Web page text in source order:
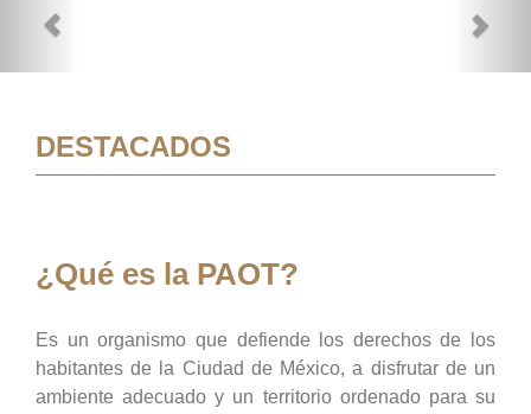
DESTACADOS
¿Qué es la PAOT?
Es un organismo que defiende los derechos de los
habitantes de la Ciudad de México, a disfrutar de un
ambiente adecuado y un territorio ordenado para su